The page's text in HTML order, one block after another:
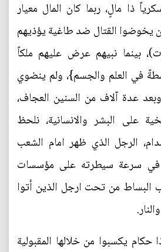
ذا مالٍ، ربما كان المال معيار
يخوضوا القتال ضد طاغية يؤذيهم
بينما نبيهم عرض عليهم ملكاً
في العلم والجسم}، ولم ينضوي
عدة آلاف من السنين العجاف،
على البشر والانسانية، نلحظ
الرجل الذي ظهر امام الشعب
في سرعة سيطرته على مؤسسات
البساط من تحت ارجل الذين أتوا
يكسبوا من خلالها المقبولية